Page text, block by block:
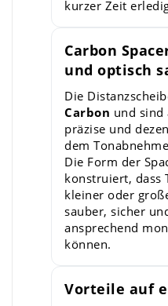
kurzer Zeit
Carbon
und optisch
Die
Carbon und sind
präzise und
dem
Die Form der
konstruiert, dass
kleiner oder
sauber, sicher
ansprechend
können.
Vorteile auf